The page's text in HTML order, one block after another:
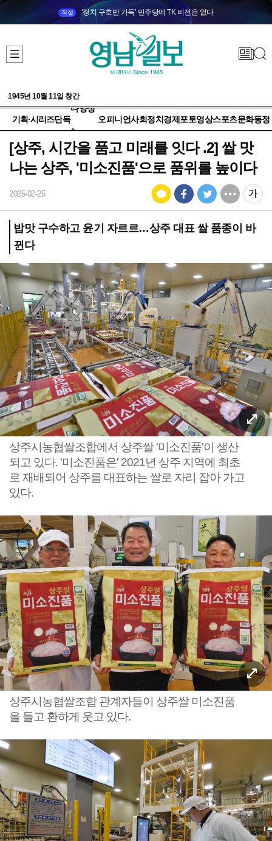
직설 ‘정치 구호만 가득’ 민주당에 TK 비전은 없다
1945년 10월 11일 창간
기획·시리즈단독
다양성
+
오피니언사회정치 경제 포토영상스포츠문화동정
[상주, 시간을 품고 미래를 잇다 .2] 쌀 맛
나는 상주, '미소진품'으로 품위를 높이다
2025-02-25
밥맛 구수하고 윤기 자르르…상주 대표 쌀 품종이 바
뀐다
상주시농협쌀조합에서 상주쌀 '미소진품'이 생산
되고 있다. '미소진품은' 2021년 상주 지역에 최초
로 재배되어 상주를 대표하는 쌀로 자리 잡아 가고
있다.
상주시농협쌀조합 관계자들이 상주쌀 미소진품
을 들고 환하게 웃고 있다.